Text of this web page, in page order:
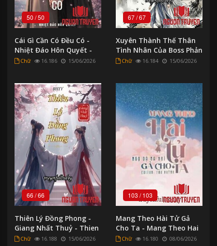
50 /50
Cái Gì Cần Có Đều Có -
Nhiệt Đáo Hôn Quyết -
Cai Gi Can Co Đeu Co -
Chữ 16.186 15/06/2026
67/67
Xuyên Thành Thế Thân
Tình Nhân Của Boss Phản
Diện - Xuyen Thanh The
Chữ 16.184 15/06/2026
66 /66
Thiên Lý Đồng Phong -
Giang Nhất Thuỷ - Thien
Ly Đong Phong - Giang
Chữ 16.188 15/06/2026
103 / 103
Mang Theo Hài Tử Gả
Cho Ta - Mang Theo Hai
Tu Ga Cho Ta
Chữ 16.180 08/06/2026